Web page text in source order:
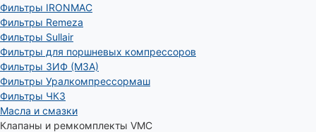
Фильтры IRONMAC
Фильтры Remeza
Фильтры Sullair
Фильтры для поршневых компрессоров
Фильтры ЗИФ (МЗА)
Фильтры Уралкомпрессормаш
Фильтры ЧКЗ
Масла и смазки
Клапаны и ремкомплекты VMC